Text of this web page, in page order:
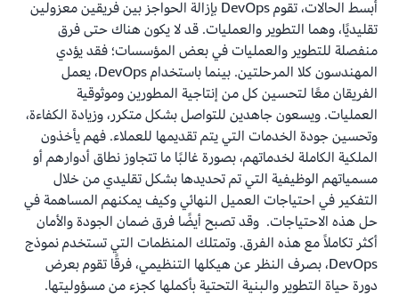
أبسط الحالات، تقوم DevOps بإزالة الحواجز بين فريقين معزولين
تقليديًا، وهما التطوير والعمليات. قد لا يكون هناك حتى فرق
منفصلة للتطوير والعمليات في بعض المؤسسات؛ فقد يؤدي
المهندسون كلا المرحلتين. بينما باستخدام DevOps، يعمل
الفريقان معًا لتحسين كل من إنتاجية المطورين وموثوقية
العمليات. ويسعون جاهدين للتواصل بشكل متكرر، وزيادة الكفاءة،
وتحسين جودة الخدمات التي يتم تقديمها للعملاء. فهم يأخذون
الملكية الكاملة لخدماتهم، بصورة غالبًا ما تتجاوز نطاق أدوارهم أو
مسمياتهم الوظيفية التي تم تحديدها بشكل تقليدي من خلال
التفكير في احتياجات العميل النهائي وكيف يمكنهم المساهمة في
حل هذه الاحتياجات. وقد تصبح أيضًا فرق ضمان الجودة والأمان
أكثر تكاملاً مع هذه الفرق. وتمتلك المنظمات التي تستخدم نموذج
DevOps، بصرف النظر عن هيكلها التنظيمي، فرقًا تقوم بعرض
دورة حياة التطوير والبنية التحتية بأكملها كجزء من مسؤوليتها.